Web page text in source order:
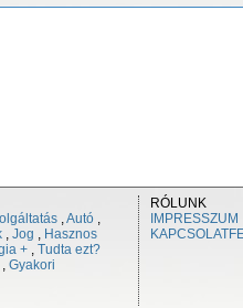
,Autó ,
, Jog , Hasznos
+ , Tudta ezt?
, Gyakori
RÓLUNK
IMPRESSZUM